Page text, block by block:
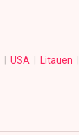
USA Litauen